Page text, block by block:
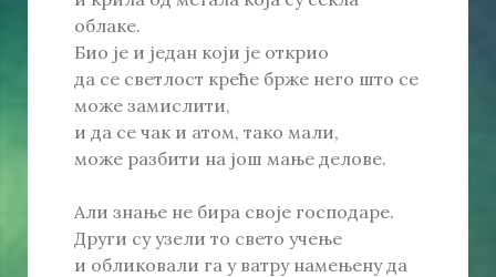
облаке.
Био је и један који је открио
да се светлост креће брже него што се
може замислити,
и да се чак и атом, тако мали,
може разбити на још мање делове.
Али знање не бира своје господаре.
Други су узели то свето учење
и обликовали га у ватру намењену да